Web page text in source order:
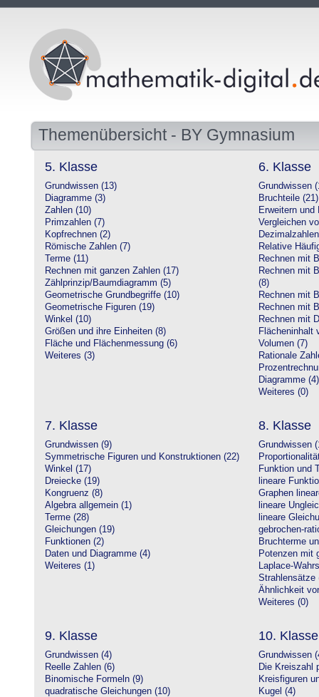
Themenübersicht - BY Gymnasium
5. Klasse
Grundwissen (13)
Diagramme (3)
Zahlen (10)
Primzahlen (7)
Kopfrechnen (2)
Römische Zahlen (7)
Terme (11)
Rechnen mit ganzen Zahlen (17)
Zählprinzip/Baumdiagramm (5)
Geometrische Grundbegriffe (10)
Geometrische Figuren (19)
Winkel (10)
Größen und ihre Einheiten (8)
Fläche und Flächenmessung (6)
Weiteres (3)
6. Klasse
Grundwissen
Bruchteile (21)
Erweitern und
Vergleichen
Relative
Rechnen mit
Rechnen mit
(8)
Rechnen mit
Rechnen mit
Rechnen mit
Flächeninhalt
Volumen (7)
Rationale
Diagramme (4)
Weiteres (0)
7. Klasse
Grundwissen (9)
Symmetrische Figuren und Konstruktionen (22)
Winkel (17)
Dreiecke (19)
Kongruenz (8)
Algebra allgemein (1)
Terme (28)
Gleichungen (19)
Funktionen (2)
Daten und Diagramme (4)
Weiteres (1)
8. Klasse
Grundwissen
Funktion und
lineare
Graphen
lineare
lineare
gebrochen-
Bruchterme
Potenzen mit
Laplace-
Strahlensätze
Ähnlichkeit
Weiteres (0)
9. Klasse
Grundwissen (4)
Reelle Zahlen (6)
Binomische Formeln (9)
quadratische Gleichungen (10)
10. Klasse
Grundwissen
Die Kreiszahl
Kreisfiguren
Kugel (4)